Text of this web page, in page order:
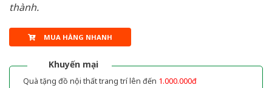
thành.
MUA HÀNG NHANH
Khuyến mại
Quà tặng đồ nội thất trang trí lên đến 1.000.000đ